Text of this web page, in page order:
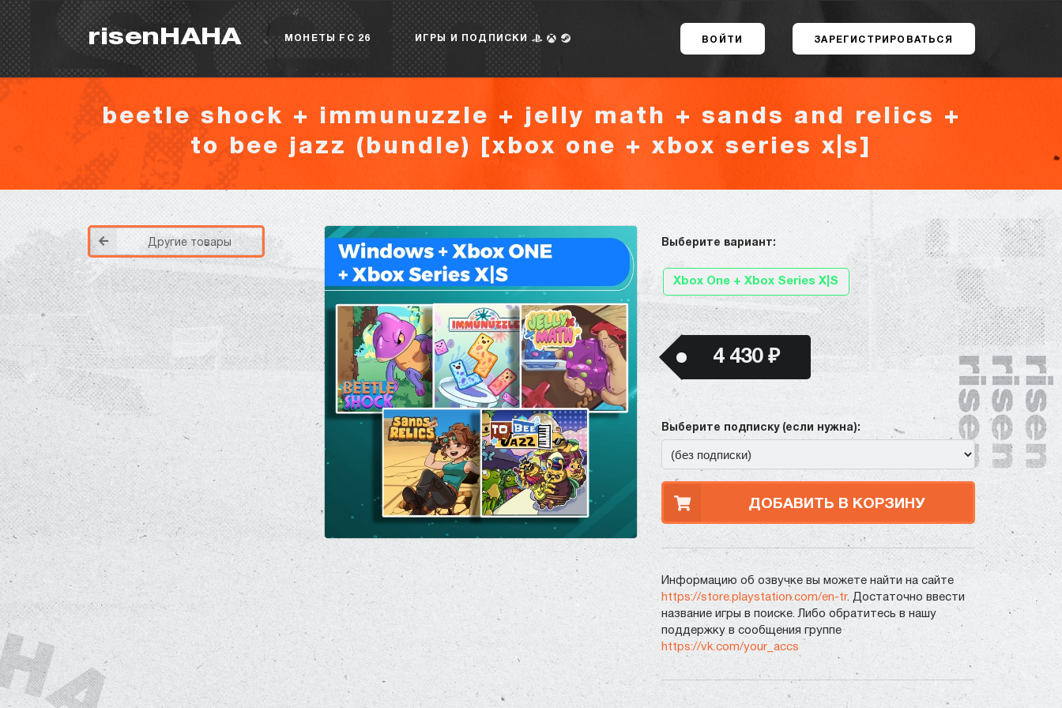
risenHAHA МОНЕТЫ FC 26 ИГРЫ И ПОДПИСКИ ВОЙТИ ЗАРЕГИСТРИРОВАТЬСЯ
beetle shock + immunuzzle + jelly math + sands and relics +
to bee jazz (bundle) [xbox one + xbox series x|s]
Другие товары Выберите вариант:
Xbox One + Xbox Series X|S
4 430 ₽
Выберите подписку (если нужна):
ДОБАВИТЬ В КОРЗИНУ
Информацию об озвучке вы можете найти на сайте
https://store.playstation.com/en-tr. Достаточно ввести
название игры в поиске. Либо обратитесь в нашу
поддержку в сообщения группе
https://vk.com/your_accs